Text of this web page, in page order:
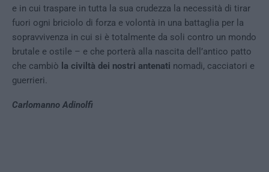
e in cui traspare in tutta la sua crudezza la necessità di tirar
fuori ogni briciolo di forza e volontà in una battaglia per la
sopravvivenza in cui si è totalmente da soli contro un mondo
brutale e ostile – e che porterà alla nascita dell’antico patto
che cambiò la civiltà dei nostri antenati nomadi, cacciatori e
guerrieri.
Carlomanno Adinolfi